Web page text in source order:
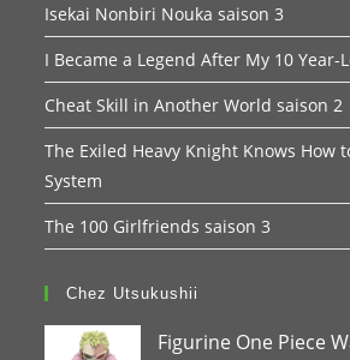
Isekai Nonbiri Nouka saison 3
I Became a Legend After My 10 Year-
Cheat Skill in Another World saison 2
The Exiled Heavy Knight Knows How
System
The 100 Girlfriends saison 3
Chez Utsukushii
Figurine One Piece